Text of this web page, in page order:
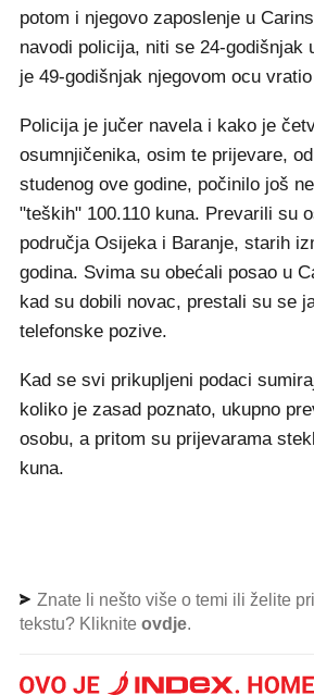
potom i njegovo zaposlenje u
navodi policija, niti se 24-godišnjak
je 49-godišnjak njegovom ocu
Policija je jučer navela i kako je
osumnjičenika, osim te prijevare,
studenog ove godine, počinilo još
"teških" 100.110 kuna. Prevarili su
područja Osijeka i Baranje, starih
godina. Svima su obećali posao u
kad su dobili novac, prestali su se
telefonske pozive.
Kad se svi prikupljeni podaci
koliko je zasad poznato, ukupno
osobu, a pritom su prijevarama
kuna.
Znate li nešto više o temi ili želite
tekstu? Kliknite ovdje.